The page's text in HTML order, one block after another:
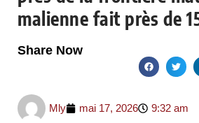
malienne fait près de
Share Now
Mly mai 17, 2026 9:32 am